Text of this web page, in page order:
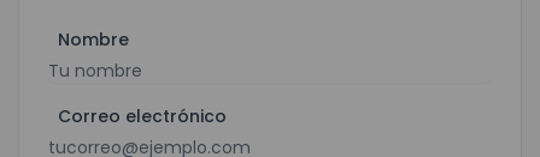
Nombre
Correo electrónico